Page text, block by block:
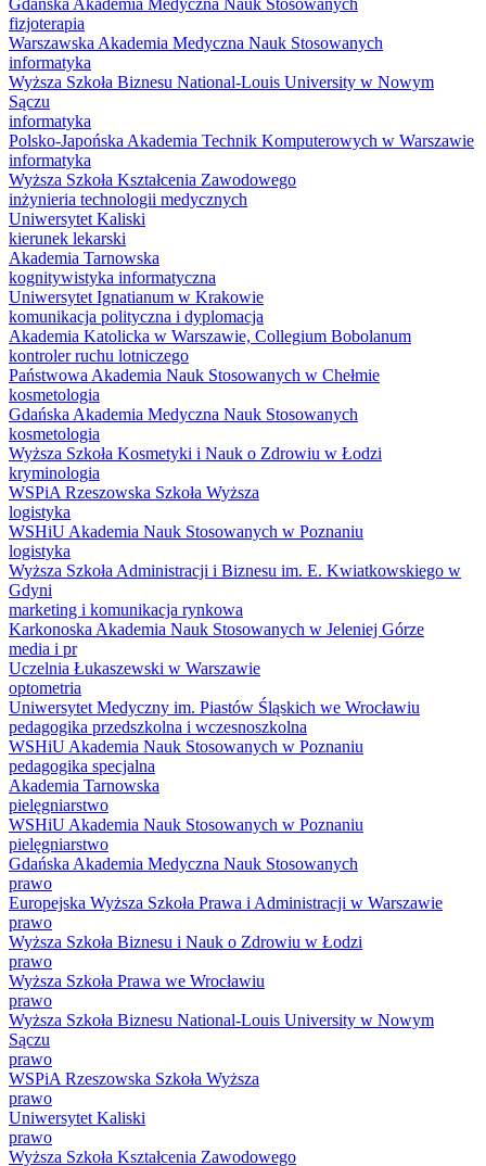
Gdańska Akademia Medyczna Nauk Stosowanych
fizjoterapia
Warszawska Akademia Medyczna Nauk Stosowanych
informatyka
Wyższa Szkoła Biznesu National-Louis University w Nowym
Sączu
informatyka
Polsko-Japońska Akademia Technik Komputerowych w Warszawie
informatyka
Wyższa Szkoła Kształcenia Zawodowego
inżynieria technologii medycznych
Uniwersytet Kaliski
kierunek lekarski
Akademia Tarnowska
kognitywistyka informatyczna
Uniwersytet Ignatianum w Krakowie
komunikacja polityczna i dyplomacja
Akademia Katolicka w Warszawie, Collegium Bobolanum
kontroler ruchu lotniczego
Państwowa Akademia Nauk Stosowanych w Chełmie
kosmetologia
Gdańska Akademia Medyczna Nauk Stosowanych
kosmetologia
Wyższa Szkoła Kosmetyki i Nauk o Zdrowiu w Łodzi
kryminologia
WSPiA Rzeszowska Szkoła Wyższa
logistyka
WSHiU Akademia Nauk Stosowanych w Poznaniu
logistyka
Wyższa Szkoła Administracji i Biznesu im. E. Kwiatkowskiego w
Gdyni
marketing i komunikacja rynkowa
Karkonoska Akademia Nauk Stosowanych w Jeleniej Górze
media i pr
Uczelnia Łukaszewski w Warszawie
optometria
Uniwersytet Medyczny im. Piastów Śląskich we Wrocławiu
pedagogika przedszkolna i wczesnoszkolna
WSHiU Akademia Nauk Stosowanych w Poznaniu
pedagogika specjalna
Akademia Tarnowska
pielęgniarstwo
WSHiU Akademia Nauk Stosowanych w Poznaniu
pielęgniarstwo
Gdańska Akademia Medyczna Nauk Stosowanych
prawo
Europejska Wyższa Szkoła Prawa i Administracji w Warszawie
prawo
Wyższa Szkoła Biznesu i Nauk o Zdrowiu w Łodzi
prawo
Wyższa Szkoła Prawa we Wrocławiu
prawo
Wyższa Szkoła Biznesu National-Louis University w Nowym
Sączu
prawo
WSPiA Rzeszowska Szkoła Wyższa
prawo
Uniwersytet Kaliski
prawo
Wyższa Szkoła Kształcenia Zawodowego